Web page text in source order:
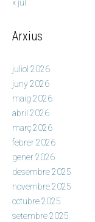
« jul.
Arxius
juliol 2026
juny 2026
maig 2026
abril 2026
març 2026
febrer 2026
gener 2026
desembre 2025
novembre 2025
octubre 2025
setembre 2025